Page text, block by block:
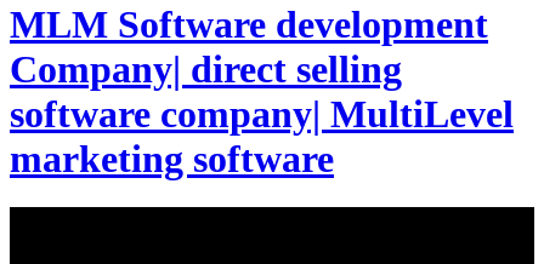
MLM Software development
Company| direct selling
software company| MultiLevel
marketing software